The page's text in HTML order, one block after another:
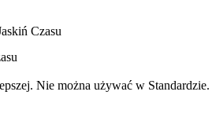
Czasu
Nie można używać w Standardzie.